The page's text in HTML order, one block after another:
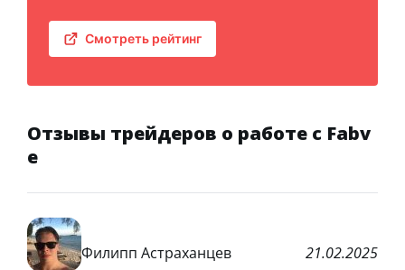
Смотреть рейтинг
Отзывы трейдеров о работе с Fabv
e
Филипп Астраханцев 21.02.2025